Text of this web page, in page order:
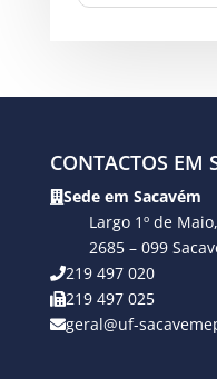
CONTACTOS EM
Sede em Sacavém
Largo 1º de
2685 – 099
219 497 020
219 497 025
geral@uf-